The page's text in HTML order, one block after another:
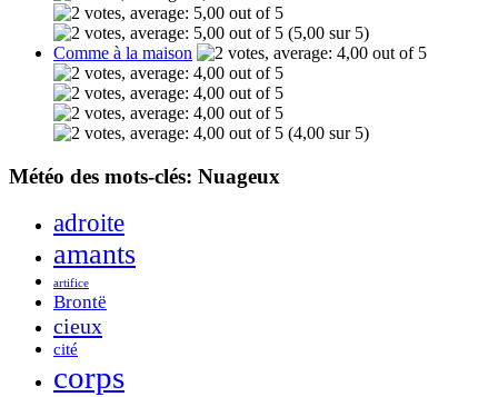
(5,00 sur 5)
Comme à la maison
(4,00 sur 5)
Météo des mots-clés: Nuageux
adroite
amants
artifice
Brontë
cieux
cité
corps